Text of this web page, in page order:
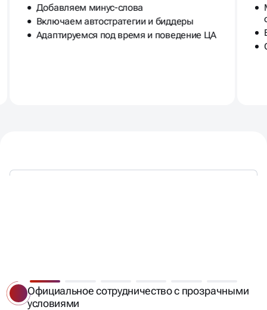
Добавляем минус-слова
Включаем автостратегии и биддеры
Адаптируемся под время и поведение ЦА
Официальное сотрудничество с прозрачными
условиями